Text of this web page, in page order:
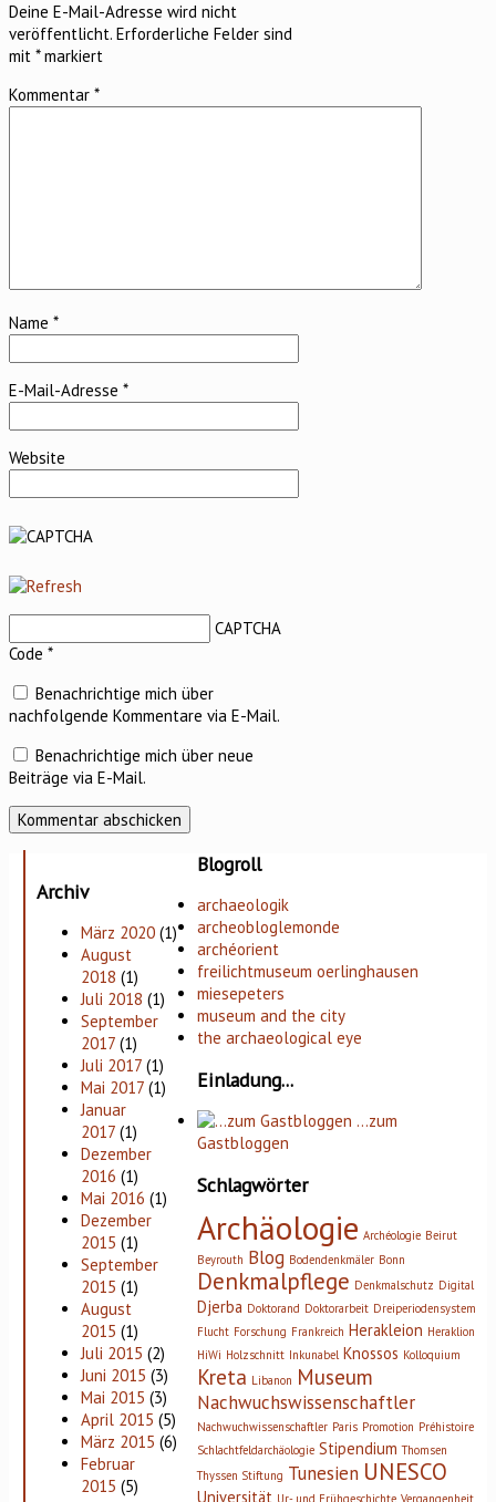
Deine E-Mail-Adresse wird nicht
veröffentlicht. Erforderliche Felder sind
mit *markiert
Kommentar *
Name *
E-Mail-Adresse *
Website
CAPTCHA
Code *
Benachrichtige mich über
nachfolgende Kommentare via E-Mail.
Benachrichtige mich über neue
Beiträge via E-Mail.
Archiv
März 2020 (1)
August
2018 (1)
Juli 2018 (1)
September
2017 (1)
Juli 2017 (1)
Mai 2017 (1)
Januar
2017 (1)
Dezember
2016 (1)
Mai 2016 (1)
Dezember
2015 (1)
September
2015 (1)
August
2015 (1)
Juli 2015 (2)
Juni 2015 (3)
Mai 2015 (3)
April 2015 (5)
März 2015 (6)
Februar
2015 (5)
Blogroll
archaeologik
archeobloglemonde
archéorient
freilichtmuseum oerlinghausen
miesepeters
museum and the city
the archaeological eye
Einladung...
…zum
Gastbloggen
Schlagwörter
Archäologie Archéologie Beirut
Beyrouth Blog Bodendenkmäler Bonn
Denkmalpflege Denkmalschutz Digital
Djerba Doktorand Doktorarbeit Dreiperiodensystem
Flucht Forschung Frankreich Herakleion Heraklion
HiWi Holzschnitt Inkunabel Knossos Kolloquium
Kreta Libanon Museum
Nachwuchswissenschaftler
Nachwuchwissenschaftler Paris Promotion Préhistoire
Schlachtfeldarchäologie Stipendium Thomsen
Thyssen Stiftung Tunesien UNESCO
Universität Ur- und Frühgeschichte Vergangenheit